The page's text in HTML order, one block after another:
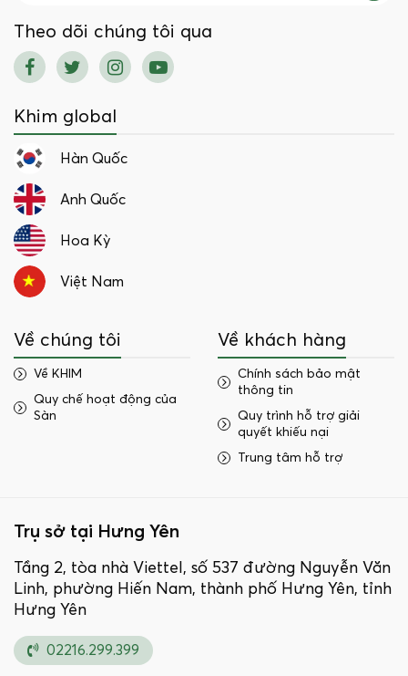
Theo dõi chúng tôi qua
Khim global
Hàn Quốc
Anh Quốc
Hoa Kỳ
Việt Nam
Về chúng tôi
Về KHIM
Quy chế hoạt động của
Sàn
Về khách hàng
Chính sách bảo mật
thông tin
Quy trình hỗ trợ giải
quyết khiếu nại
Trung tâm hỗ trợ
Trụ sở tại Hưng Yên
Tầng 2, tòa nhà Viettel, số 537 đường Nguyễn Văn
Linh, phường Hiến Nam, thành phố Hưng Yên, tỉnh
Hưng Yên
02216.299.399